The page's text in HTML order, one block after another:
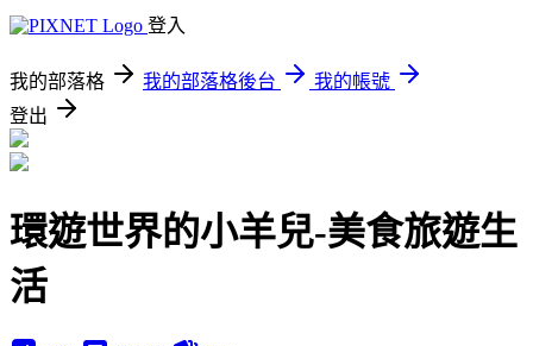
登入
我的部落格 我的部落格後台
我的帳號
登出
環遊世界的小羊兒-美食旅遊生
活